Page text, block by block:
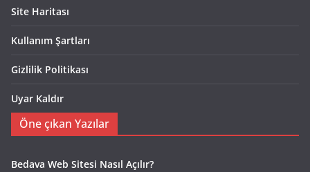
Site Haritası
Kullanım Şartları
Gizlilik Politikası
Uyar Kaldır
Öne çıkan Yazılar
Bedava Web Sitesi Nasıl Açılır?